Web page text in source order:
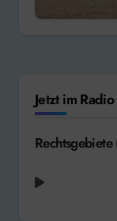
Jetzt im Radio